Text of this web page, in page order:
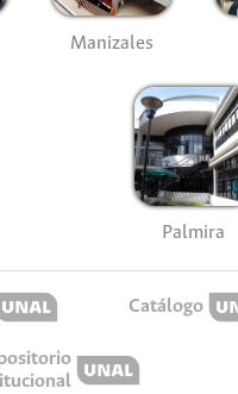
Manizales
Palmira
Catálogo